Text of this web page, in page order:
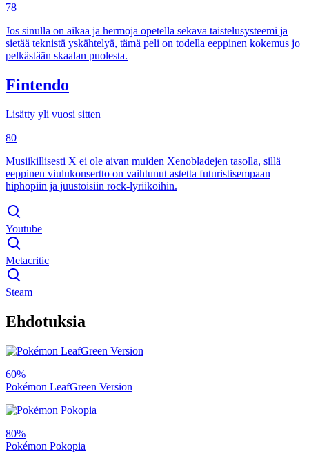
78
Jos sinulla on aikaa ja hermoja opetella sekava taistelusysteemi ja
sietää teknistä yskähtelyä, tämä peli on todella eeppinen kokemus jo
pelkästään skaalan puolesta.
Fintendo
Lisätty yli vuosi sitten
80
Musiikillisesti X ei ole aivan muiden Xenobladejen tasolla, sillä
eeppinen viulukonsertto on vaihtunut astetta futuristisempaan
hiphopiin ja juustoisiin rock-lyriikoihin.
Youtube
Metacritic
Steam
Ehdotuksia
60%
Pokémon LeafGreen Version
80%
Pokémon Pokopia